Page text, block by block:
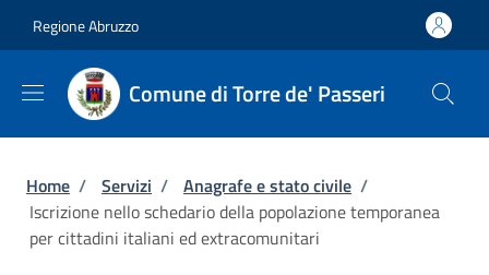
Regione Abruzzo
Comune di Torre de' Passeri
Briciole di pane
Home / Servizi / Anagrafe e stato civile /
Iscrizione nello schedario della popolazione temporanea
per cittadini italiani ed extracomunitari